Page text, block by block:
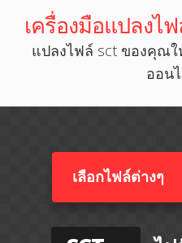
เครื่องมือแปลงไ
แปลงไฟล์ sct ของคุณใ
ออน
เลือกไฟล์ต่างๆ​